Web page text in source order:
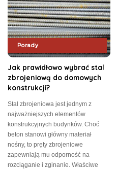
Porady
Jak prawidłowo wybrać stal
zbrojeniową do domowych
konstrukcji?
Stal zbrojeniowa jest jednym z
najważniejszych elementów
konstrukcyjnych budynków. Choć
beton stanowi główny materiał
nośny, to pręty zbrojeniowe
zapewniają mu odporność na
rozciąganie i zginanie. Właściwe